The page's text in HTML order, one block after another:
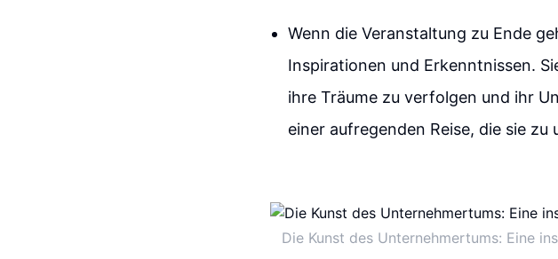
Wenn die Veranstaltung zu Ende
Inspirationen und Erkenntnissen.
ihre Träume zu verfolgen und ihr
einer aufregenden Reise, die sie
Die Kunst des Unternehmertums: Eine